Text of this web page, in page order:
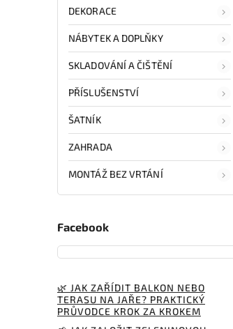
DEKORACE
NÁBYTEK A DOPLŇKY
SKLADOVÁNÍ A ČIŠTĚNÍ
PŘÍSLUŠENSTVÍ
ŠATNÍK
ZAHRADA
MONTÁŽ BEZ VRTÁNÍ
Facebook
🌿 JAK ZAŘÍDIT BALKON NEBO
TERASU NA JAŘE? PRAKTICKÝ
PRŮVODCE KROK ZA KROKEM